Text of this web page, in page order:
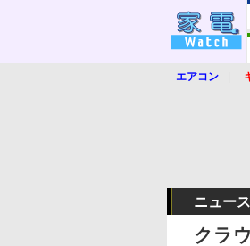
エアコン
ニュース
クラ